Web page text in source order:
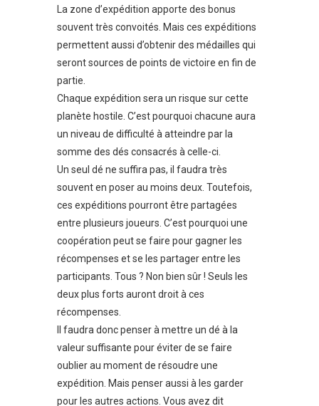
La zone d’expédition apporte des bonus
souvent très convoités. Mais ces expéditions
permettent aussi d’obtenir des médailles qui
seront sources de points de victoire en fin de
partie.
Chaque expédition sera un risque sur cette
planète hostile. C’est pourquoi chacune aura
un niveau de difficulté à atteindre par la
somme des dés consacrés à celle-ci.
Un seul dé ne suffira pas, il faudra très
souvent en poser au moins deux. Toutefois,
ces expéditions pourront être partagées
entre plusieurs joueurs. C’est pourquoi une
coopération peut se faire pour gagner les
récompenses et se les partager entre les
participants. Tous ? Non bien sûr ! Seuls les
deux plus forts auront droit à ces
récompenses.
Il faudra donc penser à mettre un dé à la
valeur suffisante pour éviter de se faire
oublier au moment de résoudre une
expédition. Mais penser aussi à les garder
pour les autres actions. Vous avez dit